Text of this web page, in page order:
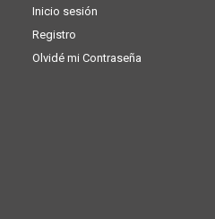
Inicio sesión
Registro
Olvidé mi Contraseña